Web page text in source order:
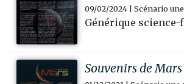
09/02/2024 | Scénario
Générique
Souvenirs de Mars